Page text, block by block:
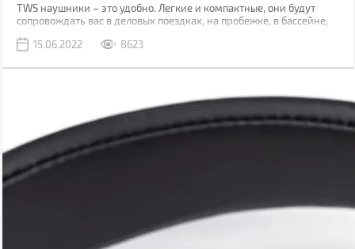
TWS наушники – это удобно. Легкие и компактные, они будут
сопровождать вас в деловых поездках, на пробежке, в бассейне,
качеству звука проводным моделям, но все ли могут услышать
сегментах, которые актуальны в мае 2022. В каждом из них есть
15.06.2022 8623